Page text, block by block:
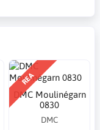
REA
DMC Moulinégarn
0830
DMC